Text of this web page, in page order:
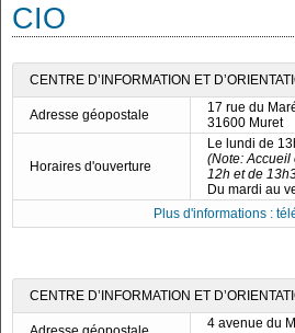
CIO
CENTRE D’INFORMATION ET
Adresse géopostale
17 rue du
31600 Muret
Horaires d'ouverture
Le lundi de
(Note:
12h et de
Du mardi au
Plus d'informations :
CENTRE D’INFORMATION ET
4 avenue du